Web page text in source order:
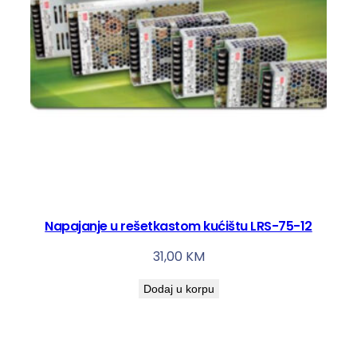
M
D
R
-
2
0
Napajanje u rešetkastom kućištu LRS-75-12
31,00 KM
Dodaj u korpu